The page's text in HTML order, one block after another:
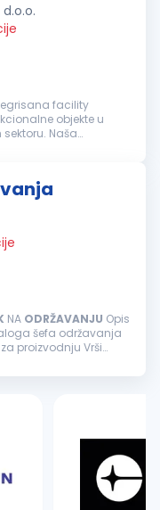
facility
objekte u
Naša
NA ODRŽAVANJU Opis
proizvodnju Vrši